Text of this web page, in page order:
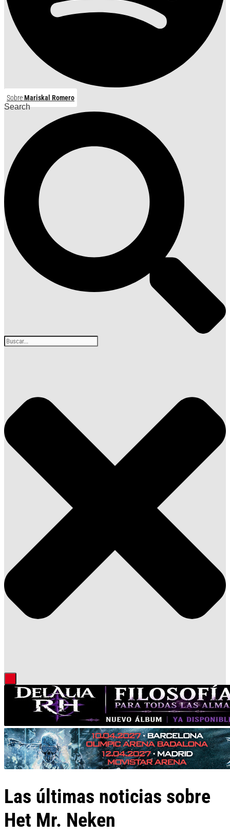
SobreMariskal Romero
Search
Las últimas noticias sobre
Het Mr. Neken